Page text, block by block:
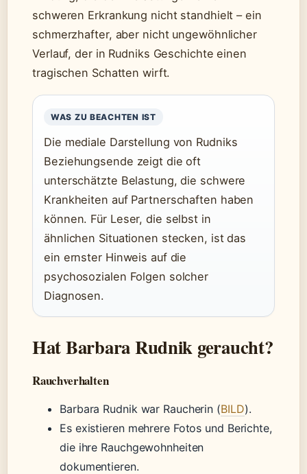
schweren Erkrankung nicht standhielt – ein
schmerzhafter, aber nicht ungewöhnlicher
Verlauf, der in Rudniks Geschichte einen
tragischen Schatten wirft.
WAS ZU BEACHTEN IST
Die mediale Darstellung von Rudniks
Beziehungsende zeigt die oft
unterschätzte Belastung, die schwere
Krankheiten auf Partnerschaften haben
können. Für Leser, die selbst in
ähnlichen Situationen stecken, ist das
ein ernster Hinweis auf die
psychosozialen Folgen solcher
Diagnosen.
Hat Barbara Rudnik geraucht?
Rauchverhalten
Barbara Rudnik war Raucherin (BILD).
Es existieren mehrere Fotos und Berichte,
die ihre Rauchgewohnheiten
dokumentieren.